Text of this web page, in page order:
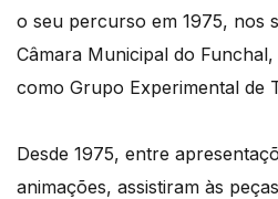
o seu percurso em 1975, nos
Câmara Municipal do
como Grupo Experimental de
Desde 1975, entre
animações, assistiram às